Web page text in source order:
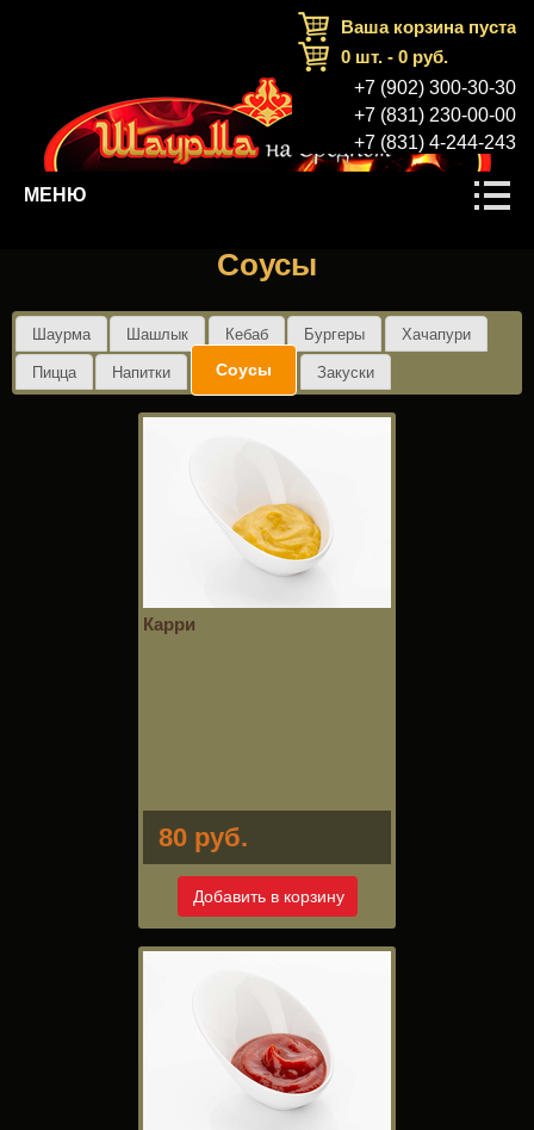
Ваша корзина пуста
0 шт. - 0 руб.
+7 (902) 300-30-30
+7 (831) 230-00-00
+7 (831) 4-244-243
МЕНЮ
Соусы
Шаурма Шашлык Кебаб Бургеры Хачапури
Пицца Напитки Соусы Закуски
Карри
80 руб.
Добавить в корзину